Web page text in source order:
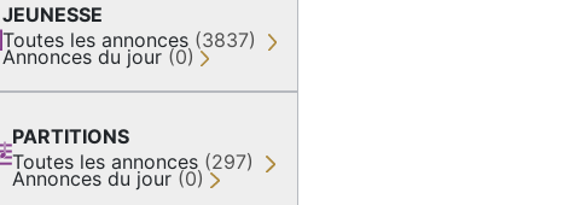
JEUNESSE
Toutes les annonces (3837)
Annonces du jour (0)
PARTITIONS
Toutes les annonces (297)
Annonces du jour (0)